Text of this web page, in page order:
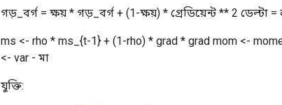
গড়_বর্গ = ক্ষয় * গড়_বর্গ + (1-ক্ষয়) * গ্রেডিয়েন্ট ** 2 ডেল্টা
ms <- rho * ms_{t-1} + (1-rho) * grad * grad mom <-
<- var - মা
যুক্তি: